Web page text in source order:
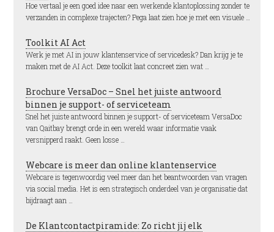
Hoe vertaal je een goed idee naar een werkende klantoplossing zonder te
verzanden in complexe trajecten? Pega laat zien hoe je met een visuele …
Toolkit AI Act
Werk je met AI in jouw klantenservice of servicedesk? Dan krijg je te
maken met de AI Act. Deze toolkit laat concreet zien wat …
Brochure VersaDoc – Snel het juiste antwoord
binnen je support- of serviceteam
Snel het juiste antwoord binnen je support- of serviceteam VersaDoc
van Qaitbay brengt orde in een wereld waar informatie vaak
versnipperd raakt. Geen losse …
Webcare is meer dan online klantenservice
Webcare is tegenwoordig veel meer dan het beantwoorden van vragen
via social media. Het is een strategisch onderdeel van je organisatie dat
bijdraagt aan …
De Klantcontactpiramide: Zo richt jij elk